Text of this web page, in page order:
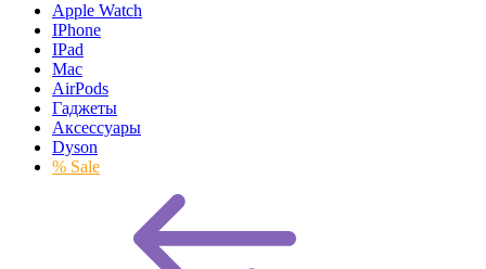
Apple Watch
IPhone
IPad
Mac
AirPods
Гаджеты
Аксессуары
Dyson
% Sale